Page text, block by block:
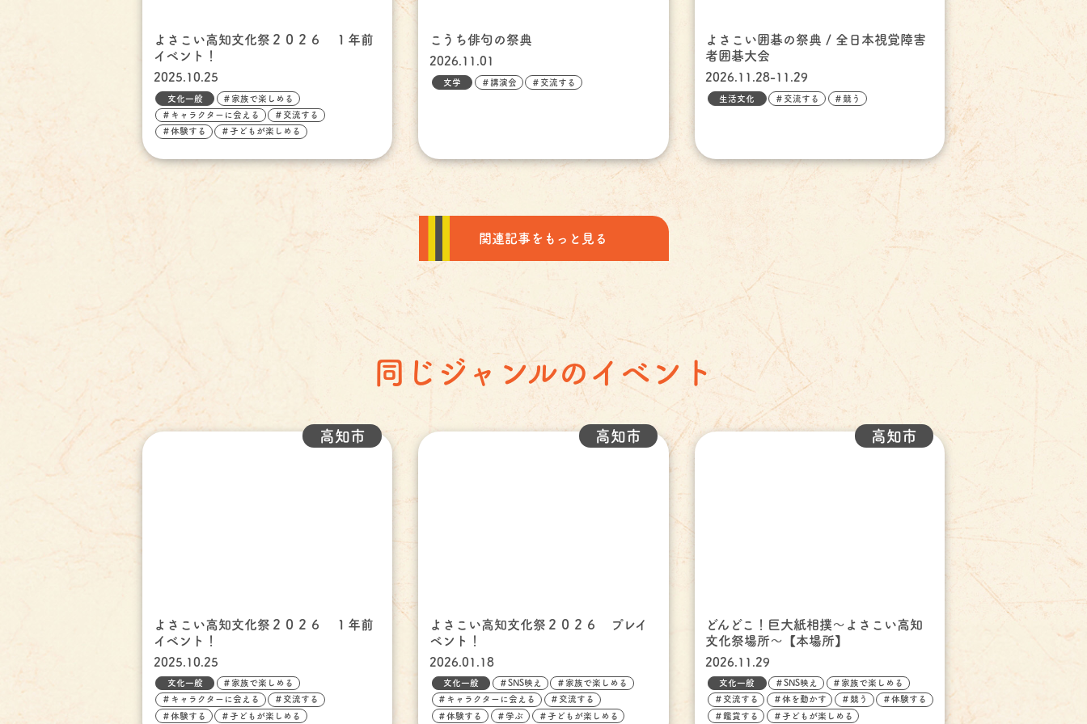
よさこい高知文化祭２０２６ １年前
イベント！
2025.10.25
文化一般 ＃家族で楽しめる
＃キャラクターに会える ＃交流する
＃体験する ＃子どもが楽しめる
こうち俳句の祭典
2026.11.01
文学 ＃講演会 ＃交流する
よさこい囲碁の祭典 / 全日本視覚障害
者囲碁大会
2026.11.28-11.29
生活文化 ＃交流する ＃競う
関連記事をもっと見る
同じジャンルのイベント
よさこい高知文化祭２０２６ １年前
イベント！
2025.10.25
高知市
文化一般 ＃家族で楽しめる
＃キャラクターに会える ＃交流する
＃体験する ＃子どもが楽しめる
よさこい高知文化祭２０２６ プレイ
ベント！
2026.01.18
高知市
文化一般 ＃SNS映え ＃家族で楽しめる
＃キャラクターに会える ＃交流する
＃体験する ＃学ぶ ＃子どもが楽しめる
どんどこ！巨大紙相撲～よさこい高知
文化祭場所～【本場所】
2026.11.29
高知市
文化一般 ＃SNS映え ＃家族で楽しめる
＃交流する ＃体を動かす ＃競う ＃体験する
＃鑑賞する ＃子どもが楽しめる